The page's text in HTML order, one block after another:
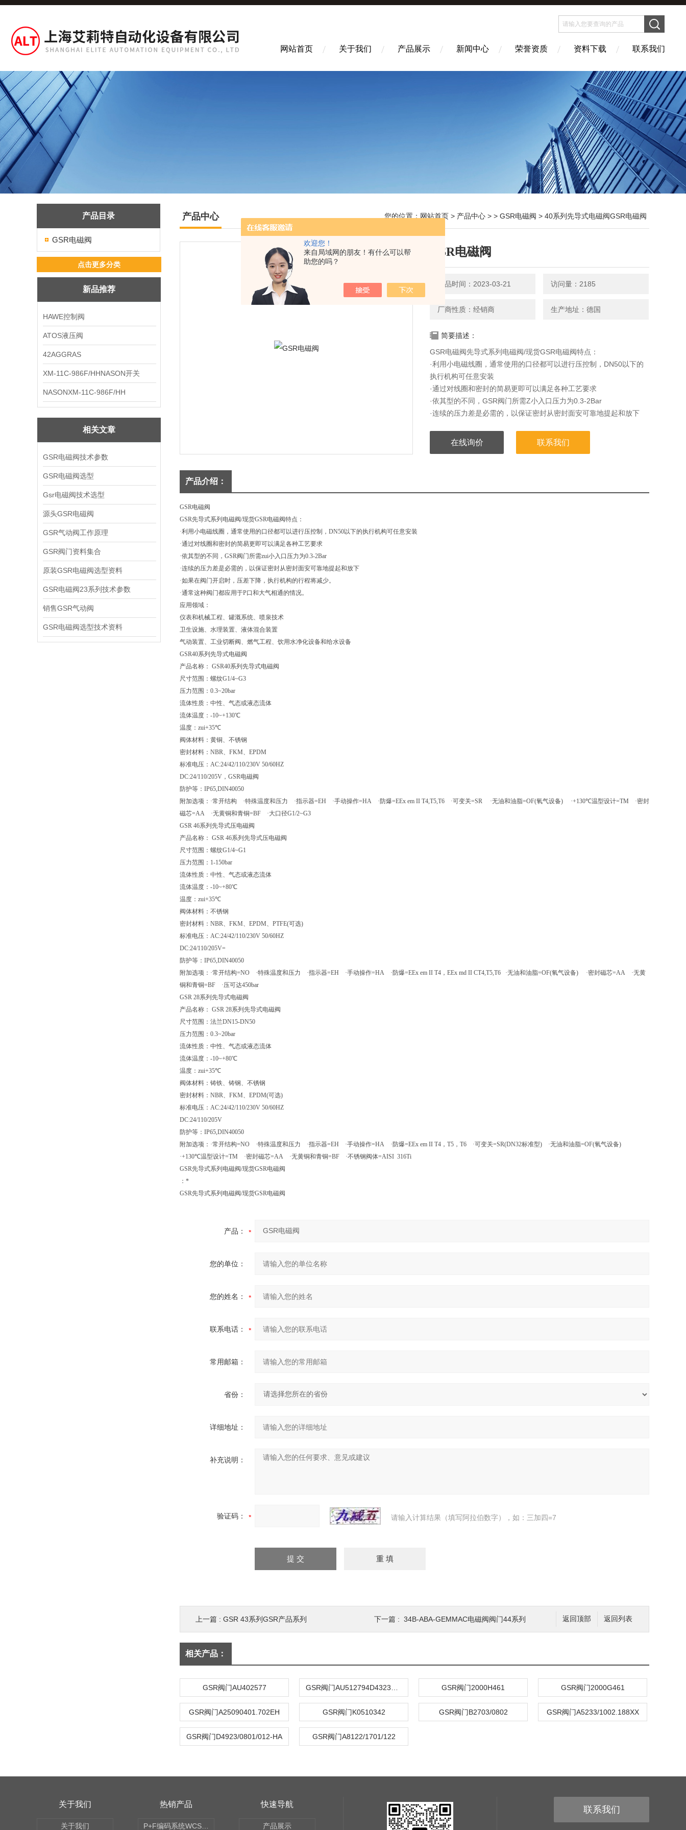
欢迎您！
来自局域网的朋友！有什么可以帮
助您的吗？
网站首页 关于我们 产品展示 新闻中心 荣誉资质 资料下载 联系我们
产品目录
GSR电磁阀
点击更多分类
新品推荐
HAWE控制阀
ATOS液压阀
42AGGRAS
XM-11C-986F/HHNASON开关
NASONXM-11C-986F/HH
相关文章
GSR电磁阀技术参数
GSR电磁阀选型
Gsr电磁阀技术选型
源头GSR电磁阀
GSR气动阀工作原理
GSR阀门资料集合
原装GSR电磁阀选型资料
GSR电磁阀23系列技术参数
销售GSR气动阀
GSR电磁阀选型技术资料
产品中心 您的位置： 网站首页 > 产品中心 > > GSR电磁阀 > 40系列先导式电磁阀GSR电磁阀
GSR电磁阀
产品时间：2023-03-21 访问量：2185
厂商性质：经销商 生产地址：德国
简要描述：
GSR电磁阀先导式系列电磁阀/现货GSR电磁阀特点：
·利用小电磁线圈，通常使用的口径都可以进行压控制，DN50以下的
执行机构可任意安装
·通过对线圈和密封的简易更即可以满足各种工艺要求
·依其型的不同，GSR阀门所需Z小入口压力为0.3-2Bar
·连续的压力差是必需的，以保证密封从密封面安可靠地提起和放下
在线询价 联系我们
产品介绍：
GSR电磁阀
GSR先导式系列电磁阀/现货GSR电磁阀特点：
·利用小电磁线圈，通常使用的口径都可以进行压控制，DN50以下的执行机构可任意安装
·通过对线圈和密封的简易更即可以满足各种工艺要求
·依其型的不同，GSR阀门所需zui小入口压力为0.3-2Bar
·连续的压力差是必需的，以保证密封从密封面安可靠地提起和放下
·如果在阀门开启时，压差下降，执行机构的行程将减少。
·通常这种阀门都应用于P口和大气相通的情况。
应用领域：
仪表和机械工程、罐溉系统、喷泉技术
卫生设施、水理装置、液体混合装置
气动装置、工业切断阀、燃气工程、饮用水净化设备和给水设备
GSR40系列先导式电磁阀
产品名称： GSR40系列先导式电磁阀
尺寸范围：螺纹G1/4~G3
压力范围：0.3~20bar
流体性质：中性、气态或液态流体
流体温度：-10~+130℃
温度：zui+35℃
阀体材料：黄铜、不锈钢
密封材料：NBR、FKM、EPDM
标准电压：AC:24/42/110/230V 50/60HZ
DC:24/110/205V，GSR电磁阀
防护等：IP65,DIN40050
附加选项：·常开结构 ·特殊温度和压力 ·指示器=EH ·手动操作=HA ·防爆=EEx em II T4,T5,T6 ·可变关=SR ·无油和油脂=OF(氧气设备) ·+130℃温型设计=TM ·密封
磁芯=AA ·无黄铜和青铜=BF ·大口径G1/2~G3
GSR 46系列先导式压电磁阀
产品名称： GSR 46系列先导式压电磁阀
尺寸范围：螺纹G1/4~G1
压力范围：1-150bar
流体性质：中性、气态或液态流体
流体温度：-10~+80℃
温度：zui+35℃
阀体材料：不锈钢
密封材料：NBR、FKM、EPDM、PTFE(可选)
标准电压：AC:24/42/110/230V 50/60HZ
DC:24/110/205V=
防护等：IP65,DIN40050
附加选项：·常开结构=NO ·特殊温度和压力 ·指示器=EH ·手动操作=HA ·防爆=EEx em II T4，EEx md II CT4,T5,T6 ·无油和油脂=OF(氧气设备) ·密封磁芯=AA ·无黄
铜和青铜=BF ·压可达450bar
GSR 28系列先导式电磁阀
产品名称： GSR 28系列先导式电磁阀
尺寸范围：法兰DN15-DN50
压力范围：0.3~20bar
流体性质：中性、气态或液态流体
流体温度：-10~+80℃
温度：zui+35℃
阀体材料：铸铁、铸钢、不锈钢
密封材料：NBR、FKM、EPDM(可选)
标准电压：AC:24/42/110/230V 50/60HZ
DC:24/110/205V
防护等：IP65,DIN40050
附加选项：·常开结构=NO ·特殊温度和压力 ·指示器=EH ·手动操作=HA ·防爆=EEx em II T4，T5，T6 ·可变关=SR(DN32标准型) ·无油和油脂=OF(氧气设备)
·+130℃温型设计=TM ·密封磁芯=AA ·无黄铜和青铜=BF ·不锈钢阀体=AISI 316Ti
GSR先导式系列电磁阀/现货GSR电磁阀
：*
GSR先导式系列电磁阀/现货GSR电磁阀
产品：
您的单位：
您的姓名：
联系电话：
常用邮箱：
省份：
详细地址：
补充说明：
验证码： 请输入计算结果（填写阿拉伯数字），如：三加四=7
返回列表
返回顶部
上一篇 : GSR 43系列GSR产品系列 下一篇 : 34B-ABA-GEMMAC电磁阀阀门44系列
相关产品：
GSR阀门AU402577 GSR阀门2000H461 GSR阀门2000G461
GSR阀门A25090401.702EH GSR阀门K0510342 GSR阀门B2703/0802 GSR阀门A5233/1002.188XX
GSR阀门D4923/0801/012-HA GSR阀门A8122/1701/122
关于我们
关于我们
热销产品 快速导航
产品展示
联系我们